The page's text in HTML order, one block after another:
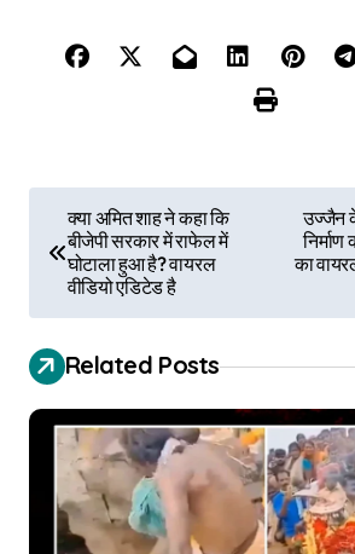
s
t
n
क्या अमित शाह ने कहा कि
बीजेपी सरकार में राफेल में
घोटाला हुआ है? वायरल
वीडियो एडिटेड है
उज्जैन
का
Related Posts